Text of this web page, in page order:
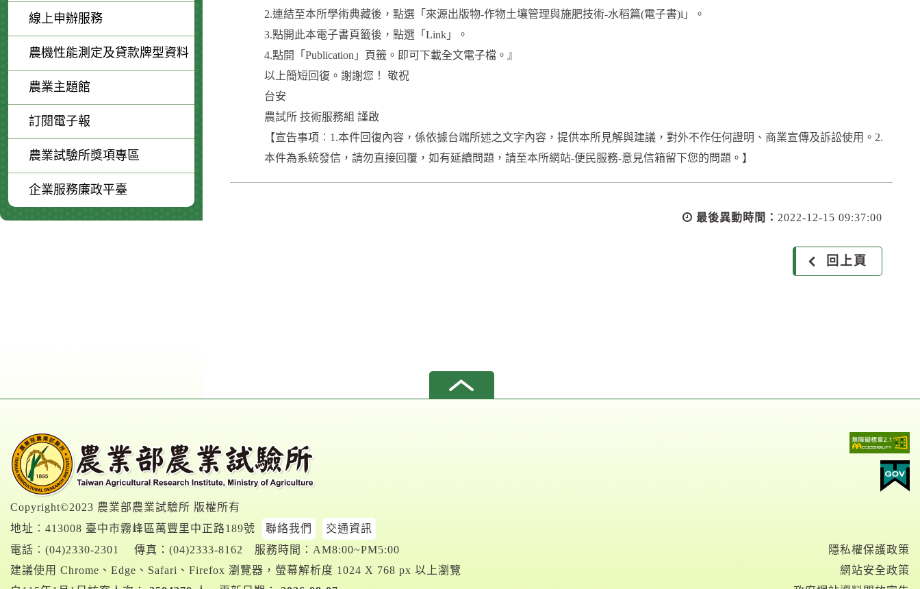
線上申辦服務
農機性能測定及貸款牌型資料
農業主題館
訂閱電子報
農業試驗所獎項專區
企業服務廉政平臺
2.連結至本所學術典藏後，點選「來源出版物-作物土壤管理與施肥技術-水稻篇(電子書)i」。
3.點開此本電子書頁籤後，點選「Link」。
4.點開「Publication」頁籤。即可下載全文電子檔。』
以上簡短回復。謝謝您！ 敬祝
台安
農試所 技術服務組 謹啟
【宣告事項︰1.本件回復內容，係依據台端所述之文字內容，提供本所見解與建議，對外不作任何證明、商業宣傳及訴訟使用。2.
本件為系統發信，請勿直接回覆，如有延續問題，請至本所網站-便民服務-意見信箱留下您的問題。】
最後異動時間： 2022-12-15 09:37:00
回上頁
Copyright©2023 農業部農業試驗所 版權所有
地址︰413008 臺中市霧峰區萬豐里中正路189號
聯絡我們
交通資訊
電話︰ (04)2330-2301 傳真：(04)2333-8162
服務時間：AM8:00~PM5:00
建議使用 Chrome、Edge、Safari、Firefox 瀏覽器，螢幕解析度 1024 X 768 px 以上瀏覽
隱私權保護政策
網站安全政策